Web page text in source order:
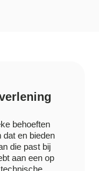
behoeften
dat en bieden
die past bij
aan een op